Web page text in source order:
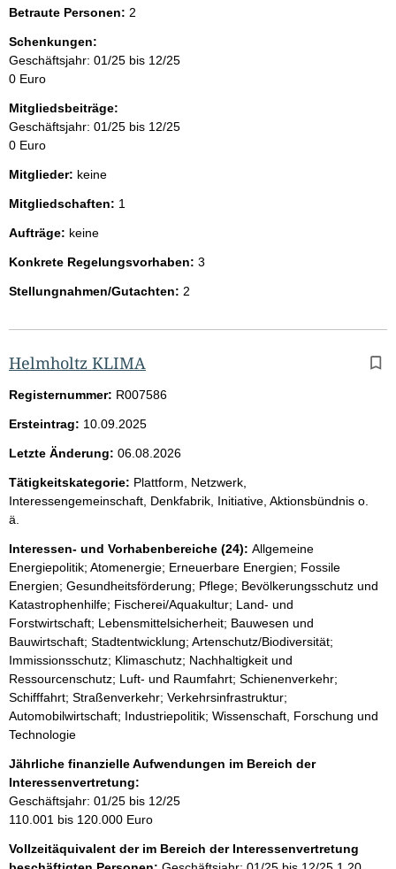
Betraute Personen: 2
Schenkungen:
Geschäftsjahr: 01/25 bis 12/25
0 Euro
Mitgliedsbeiträge:
Geschäftsjahr: 01/25 bis 12/25
0 Euro
Mitglieder: keine
Mitgliedschaften: 1
Aufträge: keine
Konkrete Regelungsvorhaben: 3
Stellungnahmen/Gutachten: 2
Helmholtz KLIMA
Registernummer: R007586
Ersteintrag: 10.09.2025
Letzte Änderung: 06.08.2026
Tätigkeitskategorie: Plattform, Netzwerk,
Interessengemeinschaft, Denkfabrik, Initiative, Aktionsbündnis o.
ä.
Interessen- und Vorhabenbereiche (24): Allgemeine
Energiepolitik; Atomenergie; Erneuerbare Energien; Fossile
Energien; Gesundheitsförderung; Pflege; Bevölkerungsschutz und
Katastrophenhilfe; Fischerei/Aquakultur; Land- und
Forstwirtschaft; Lebensmittelsicherheit; Bauwesen und
Bauwirtschaft; Stadtentwicklung; Artenschutz/Biodiversität;
Immissionsschutz; Klimaschutz; Nachhaltigkeit und
Ressourcenschutz; Luft- und Raumfahrt; Schienenverkehr;
Schifffahrt; Straßenverkehr; Verkehrsinfrastruktur;
Automobilwirtschaft; Industriepolitik; Wissenschaft, Forschung und
Technologie
Jährliche finanzielle Aufwendungen im Bereich der
Interessenvertretung:
Geschäftsjahr: 01/25 bis 12/25
110.001 bis 120.000 Euro
Vollzeitäquivalent der im Bereich der Interessenvertretung